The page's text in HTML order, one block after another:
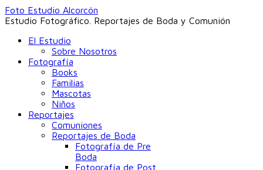
Foto Estudio Alcorcón
Estudio Fotográfico. Reportajes de Boda y Comunión
El Estudio
Sobre Nosotros
Fotografía
Books
Familias
Mascotas
Niños
Reportajes
Comuniones
Reportajes de Boda
Fotografía de Pre
Boda
Fotografía de Post